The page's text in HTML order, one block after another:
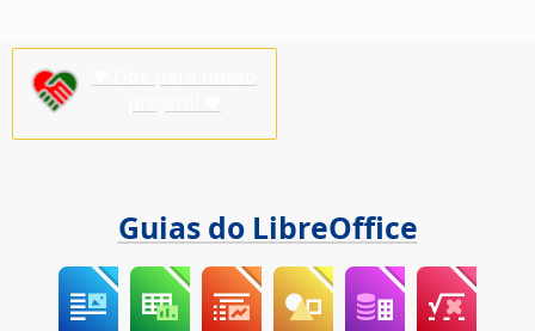
Guias do LibreOffice